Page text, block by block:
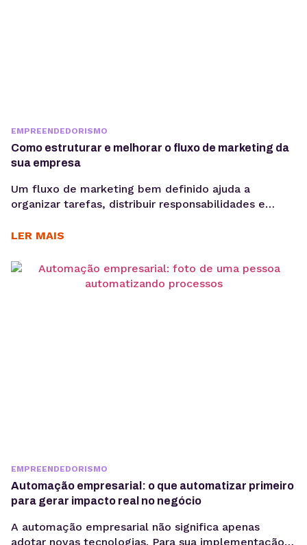
EMPREENDEDORISMO
Como estruturar e melhorar o fluxo de marketing da
sua empresa
Um fluxo de marketing bem definido ajuda a
organizar tarefas, distribuir responsabilidades e
consistente. E o uso de ferramentas como um
ao centralizar processos de planejamento,
aprovação e publicação. Para ter bons resultados
LER MAIS
EMPREENDEDORISMO
Automação empresarial: o que automatizar primeiro
para gerar impacto real no negócio
A automação empresarial não significa apenas
adotar novas tecnologias. Para sua implementação